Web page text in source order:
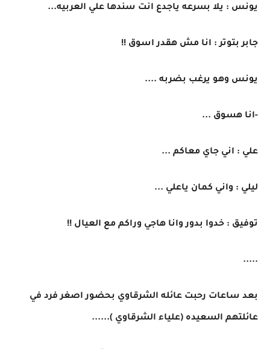
يونس : يلا بسرعه ياجدع انت سندها علي العربيه...
جابر بتوتر : انا مش هقدر اسوق !!
يونس وهو يرغب بضربه ....
-انا هسوق ...
علي : اني جاي معاكم ...
ليلي : واني كمان ياعلي ...
توفيق : خدوا بدور وانا هاجي وراكم مع العيال !!
.....
بعد ساعات رحبت عائله الشرقاوي بحضور اصغر فرد في
عائلتهم السعيده (علياء الشرقاوي )......